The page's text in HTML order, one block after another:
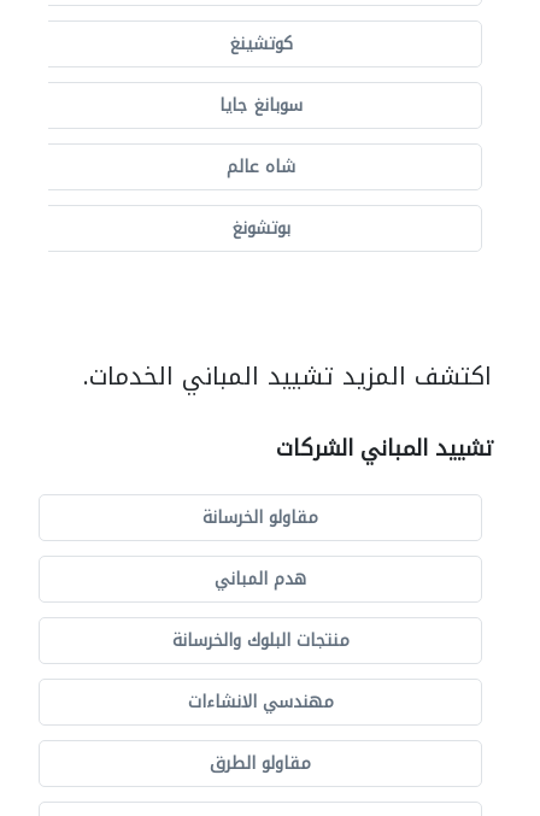
كوتشينغ
سوبانغ جايا
شاه عالم
بوتشونغ
اكتشف المزيد تشييد المباني الخدمات.
تشييد المباني الشركات
مقاولو الخرسانة
هدم المباني
منتجات البلوك والخرسانة
مهندسي الانشاءات
مقاولو الطرق